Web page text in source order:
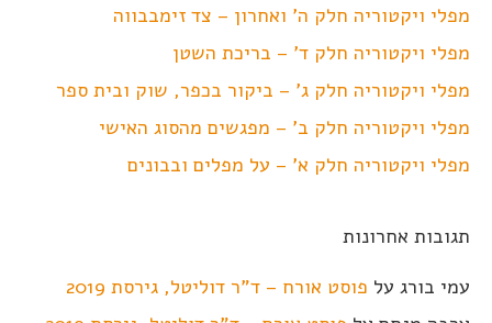
מפלי ויקטוריה חלק ה' ואחרון – צד זימבבווה
מפלי ויקטוריה חלק ד' – בריכת השטן
מפלי ויקטוריה חלק ג' – ביקור בכפר, שוק ובית ספר
מפלי ויקטוריה חלק ב' – מפגשים מהסוג האישי
מפלי ויקטוריה חלק א' – על מפלים ובבונים
תגובות אחרונות
עמי בורג על פוסט אורח – ד"ר דוליטל, גירסת 2019